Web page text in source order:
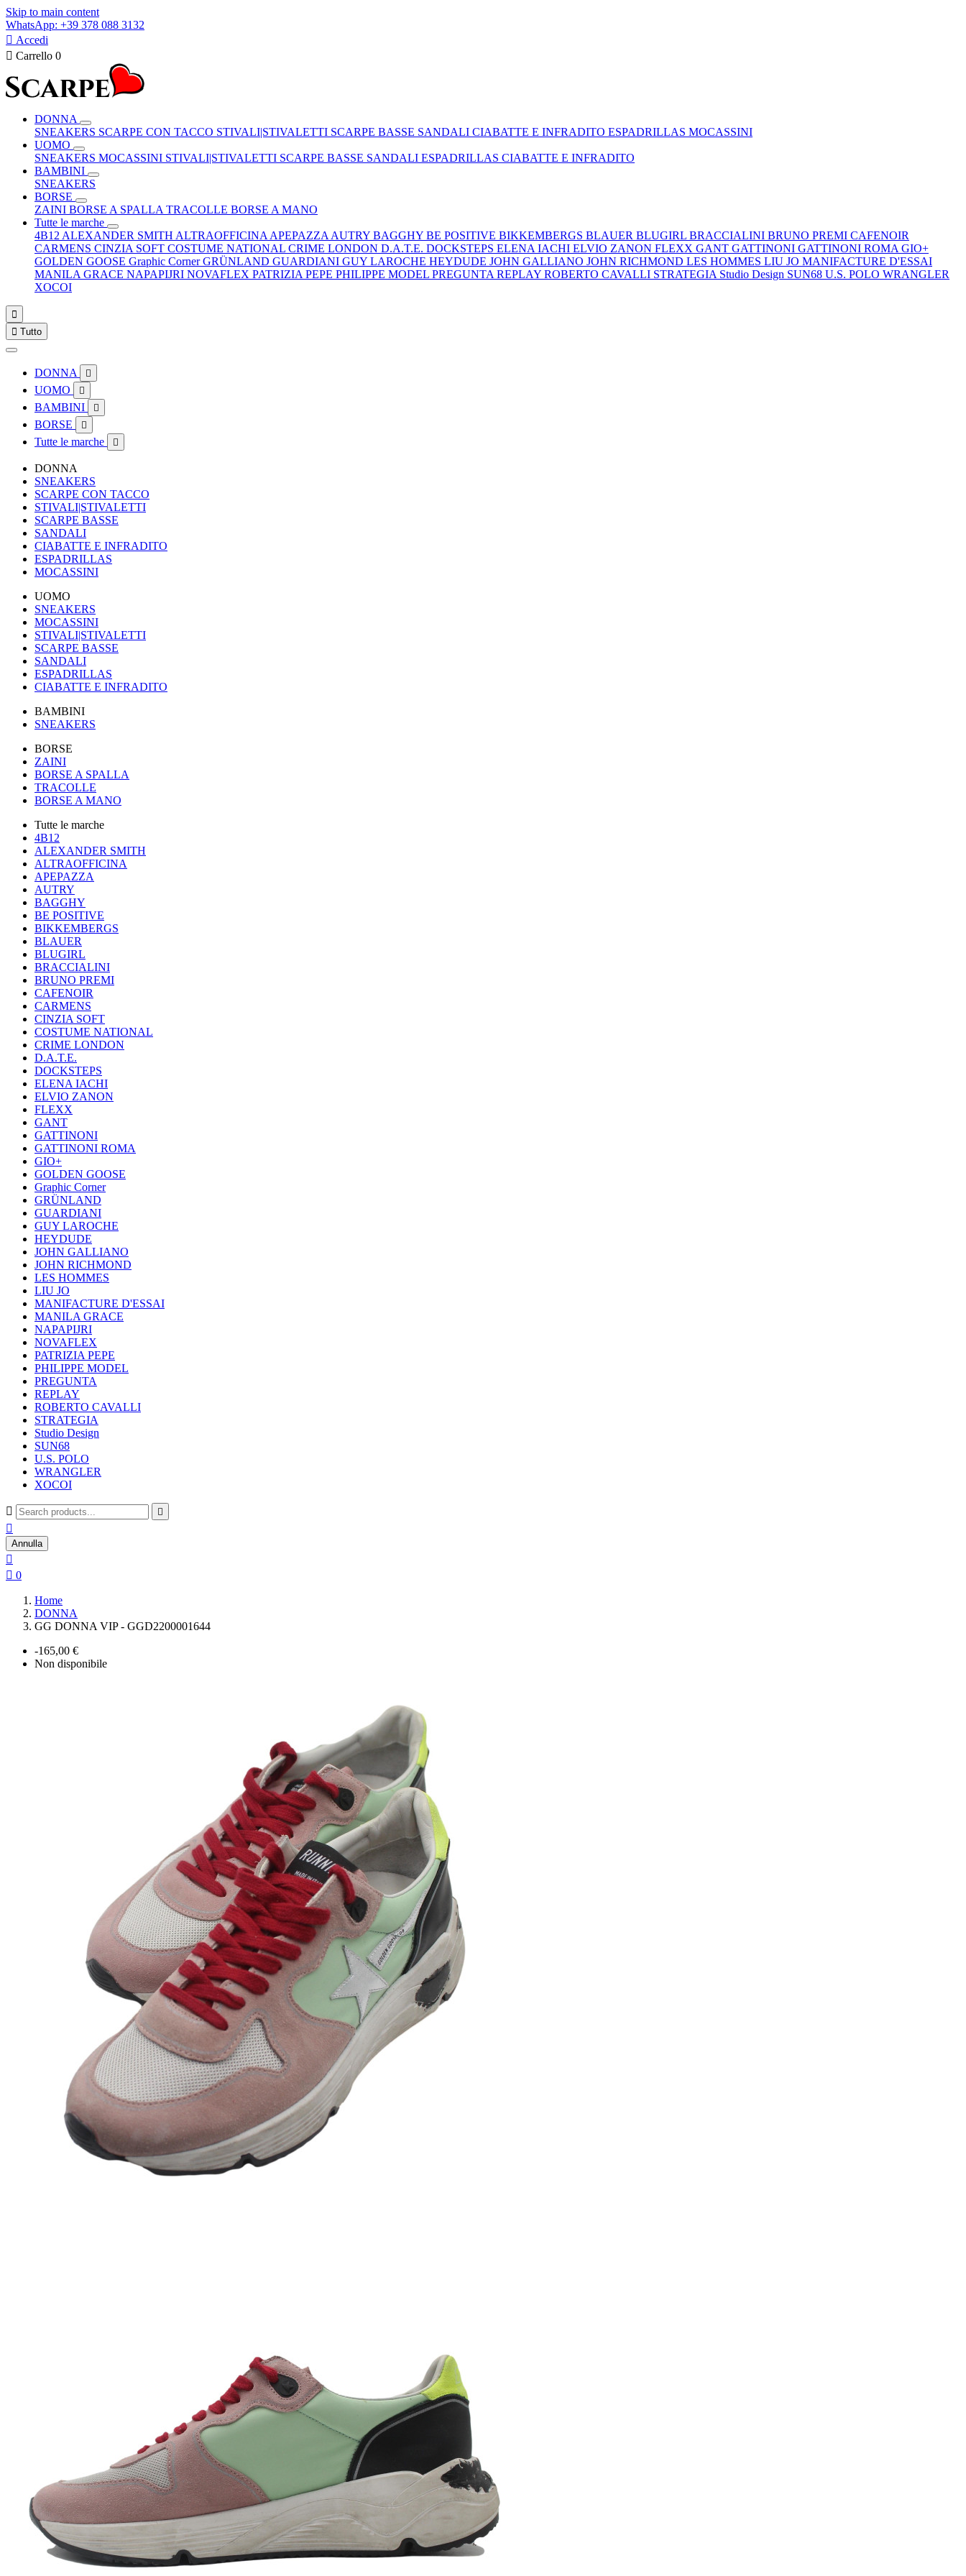
Skip to main content
WhatsApp: +39 378 088 3132
 Accedi
 Carrello 0
DONNA
SNEAKERS SCARPE CON TACCO STIVALI|STIVALETTI SCARPE BASSE SANDALI CIABATTE E INFRADITO ESPADRILLAS MOCASSINI
UOMO
SNEAKERS MOCASSINI STIVALI|STIVALETTI SCARPE BASSE SANDALI ESPADRILLAS CIABATTE E INFRADITO
BAMBINI
SNEAKERS
BORSE
ZAINI BORSE A SPALLA TRACOLLE BORSE A MANO
Tutte le marche
4B12 ALEXANDER SMITH ALTRAOFFICINA APEPAZZA AUTRY BAGGHY BE POSITIVE BIKKEMBERGS BLAUER BLUGIRL BRACCIALINI BRUNO PREMI CAFENOIR
CARMENS CINZIA SOFT COSTUME NATIONAL CRIME LONDON D.A.T.E. DOCKSTEPS ELENA IACHI ELVIO ZANON FLEXX GANT GATTINONI GATTINONI ROMA GIO+
GOLDEN GOOSE Graphic CornerGRÜNLAND GUARDIANI GUY LAROCHE HEYDUDE JOHN GALLIANO JOHN RICHMOND LES HOMMES LIU JO MANIFACTURE D'ESSAI
MANILA GRACE NAPAPIJRI NOVAFLEX PATRIZIA PEPE PHILIPPE MODEL PREGUNTA REPLAY ROBERTO CAVALLI STRATEGIA Studio Design SUN68 U.S. POLO WRANGLER
XOCOI

 Tutto
DONNA 
UOMO 
BAMBINI 
BORSE 
Tutte le marche 
DONNA
SNEAKERS
SCARPE CON TACCO
STIVALI|STIVALETTI
SCARPE BASSE
SANDALI
CIABATTE E INFRADITO
ESPADRILLAS
MOCASSINI
UOMO
SNEAKERS
MOCASSINI
STIVALI|STIVALETTI
SCARPE BASSE
SANDALI
ESPADRILLAS
CIABATTE E INFRADITO
BAMBINI
SNEAKERS
BORSE
ZAINI
BORSE A SPALLA
TRACOLLE
BORSE A MANO
Tutte le marche
4B12
ALEXANDER SMITH
ALTRAOFFICINA
APEPAZZA
AUTRY
BAGGHY
BE POSITIVE
BIKKEMBERGS
BLAUER
BLUGIRL
BRACCIALINI
BRUNO PREMI
CAFENOIR
CARMENS
CINZIA SOFT
COSTUME NATIONAL
CRIME LONDON
D.A.T.E.
DOCKSTEPS
ELENA IACHI
ELVIO ZANON
FLEXX
GANT
GATTINONI
GATTINONI ROMA
GIO+
GOLDEN GOOSE
Graphic Corner
GRÜNLAND
GUARDIANI
GUY LAROCHE
HEYDUDE
JOHN GALLIANO
JOHN RICHMOND
LES HOMMES
LIU JO
MANIFACTURE D'ESSAI
MANILA GRACE
NAPAPIJRI
NOVAFLEX
PATRIZIA PEPE
PHILIPPE MODEL
PREGUNTA
REPLAY
ROBERTO CAVALLI
STRATEGIA
Studio Design
SUN68
U.S. POLO
WRANGLER
XOCOI
 

Annulla

 0
Home
DONNA
GG DONNA VIP - GGD2200001644
-165,00 €
Non disponibile